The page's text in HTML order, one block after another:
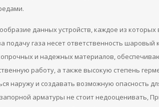
данных устройств, каждое из
подачу газа несет ответственность шаровый
и надежных материалов,
работу, а также высокую степень
наружу и создавать возможную опасность
арматуры не стоит недооценивать,